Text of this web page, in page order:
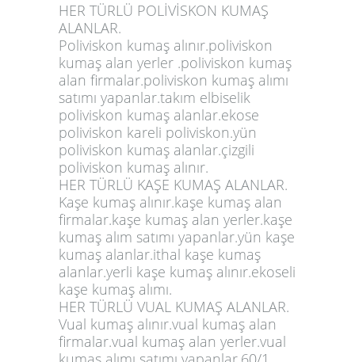
HER TÜRLÜ POLİVİSKON KUMAŞ
ALANLAR.
Poliviskon kumaş alınır.poliviskon
kumaş alan yerler .poliviskon kumaş
alan firmalar.poliviskon kumaş alımı
satımı yapanlar.takım elbiselik
poliviskon kumaş alanlar.ekose
poliviskon kareli poliviskon.yün
poliviskon kumaş alanlar.çizgili
poliviskon kumaş alınır.
HER TÜRLÜ KAŞE KUMAŞ ALANLAR.
Kaşe kumaş alınır.kaşe kumaş alan
firmalar.kaşe kumaş alan yerler.kaşe
kumaş alım satımı yapanlar.yün kaşe
kumaş alanlar.ithal kaşe kumaş
alanlar.yerli kaşe kumaş alınır.ekoseli
kaşe kumaş alımı.
HER TÜRLÜ VUAL KUMAŞ ALANLAR.
Vual kumaş alınır.vual kumaş alan
firmalar.vual kumaş alan yerler.vual